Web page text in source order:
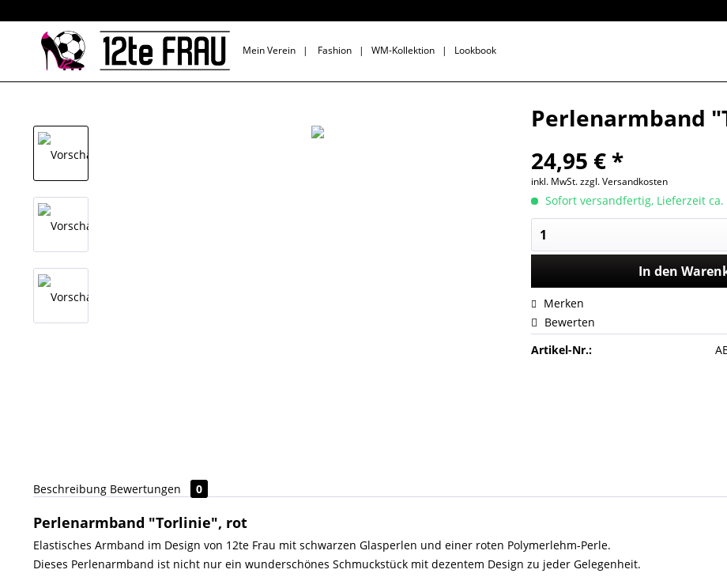
Mein Verein | Fashion |WM-Kollektion | Lookbook
Perlenarmband
24,95 € *
inkl. MwSt.zzgl. Versandkosten
Sofort versandfertig, Lieferzeit ca.
In den
Merken
Bewerten
Artikel-Nr.:
Beschreibung Bewertungen 0
Perlenarmband "Torlinie", rot
Elastisches Armband im Design von 12te Frau mit schwarzen Glasperlen und einer roten Polymerlehm-Perle.
Dieses Perlenarmband ist nicht nur ein wunderschönes Schmuckstück mit dezentem Design zu jeder Gelegenheit.